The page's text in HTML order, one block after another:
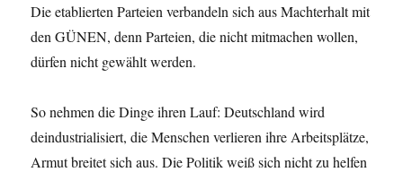
Die etablierten Parteien verbandeln sich aus Machterhalt mit
den GÜNEN, denn Parteien, die nicht mitmachen wollen,
dürfen nicht gewählt werden.
So nehmen die Dinge ihren Lauf: Deutschland wird
deindustrialisiert, die Menschen verlieren ihre Arbeitsplätze,
Armut breitet sich aus. Die Politik weiß sich nicht zu helfen